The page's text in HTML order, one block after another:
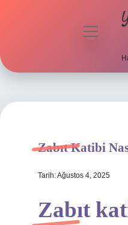
Hakkımızda
menüyü
Zabıt Katibi
Tarih: Ağustos 4, 2025
Zabıt